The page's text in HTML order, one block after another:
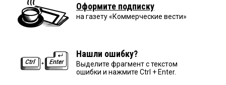
Оформите подписку
на газету «Коммерческие вести»
Нашли ошибку?
Выделите фрагмент с текстом
ошибки и нажмите Ctrl + Enter.